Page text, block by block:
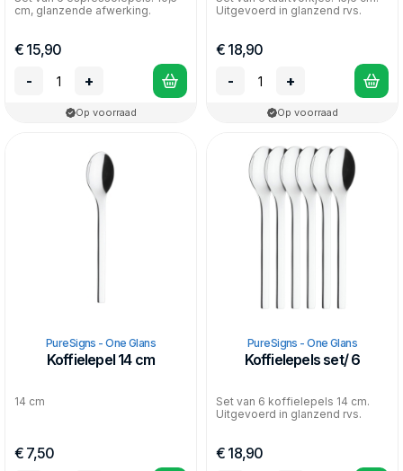
cm, glanzende afwerking.
€ 15,90
-
+
Op voorraad
Uitgevoerd in glanzend rvs.
€ 18,90
-
+
Op voorraad
PureSigns - One Glans
Koffielepel 14 cm
14 cm
€ 7,50
PureSigns - One Glans
Koffielepels set/ 6
Set van 6 koffielepels 14 cm.
Uitgevoerd in glanzend rvs.
€ 18,90